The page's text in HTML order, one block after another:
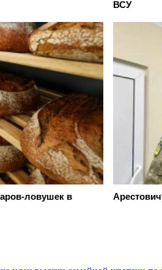
ВСУ
ловушек в